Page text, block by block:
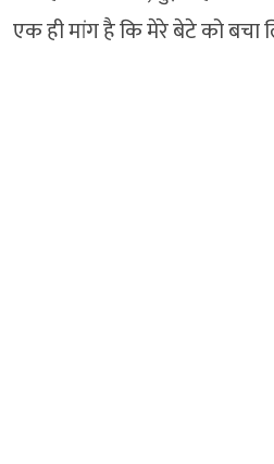
एक ही मांग है कि मेरे बेटे को बचा